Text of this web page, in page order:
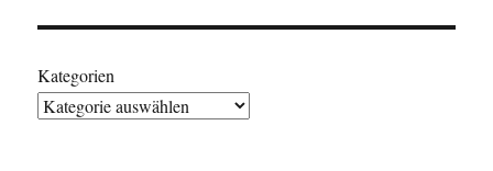
Kategorien